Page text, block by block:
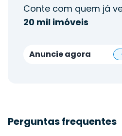
Conte com quem já
20 mil imóveis
Anuncie agora
Perguntas frequentes